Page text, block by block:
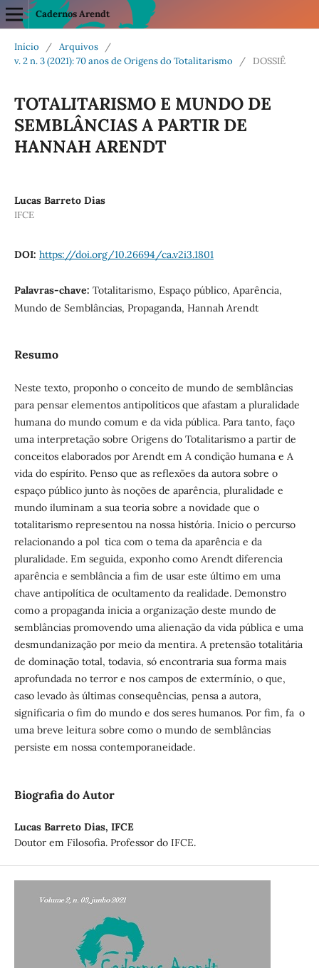
Cadernos Arendt
Início / Arquivos
/
v. 2 n. 3 (2021): 70 anos de Origens do Totalitarismo
/ DOSSIÊ
TOTALITARISMO E MUNDO DE
SEMBLÂNCIAS A PARTIR DE
HANNAH ARENDT
Lucas Barreto Dias
IFCE
DOI: https://doi.org/10.26694/ca.v2i3.1801
Palavras-chave: Totalitarismo, Espaço público, Aparência,
Mundo de Semblâncias, Propaganda, Hannah Arendt
Resumo
Neste texto, proponho o conceito de mundo de semblâncias
para pensar elementos antipolíticos que afastam a pluralidade
humana do mundo comum e da vida pública. Para tanto, faço
uma interpretação sobre Origens do Totalitarismo a partir de
conceitos elaborados por Arendt em A condição humana e A
vida do espírito. Penso que as reflexões da autora sobre o
espaço público junto às noções de aparência, pluralidade e
mundo iluminam a sua teoria sobre a novidade que o
totalitarismo representou na nossa história. Inicio o percurso
relacionando a pol tica com o tema da aparência e da
pluralidade. Em seguida, exponho como Arendt diferencia
aparência e semblância a fim de usar este último em uma
chave antipolítica de ocultamento da realidade. Demonstro
como a propaganda inicia a organização deste mundo de
semblâncias promovendo uma alienação da vida pública e uma
desmundanização por meio da mentira. A pretensão totalitária
de dominação total, todavia, só encontraria sua forma mais
aprofundada no terror e nos campos de extermínio, o que,
caso levado às últimas consequências, pensa a autora,
significaria o fim do mundo e dos seres humanos. Por fim, fa o
uma breve leitura sobre como o mundo de semblâncias
persiste em nossa contemporaneidade.
Biografia do Autor
Lucas Barreto Dias, IFCE
Doutor em Filosofia. Professor do IFCE.